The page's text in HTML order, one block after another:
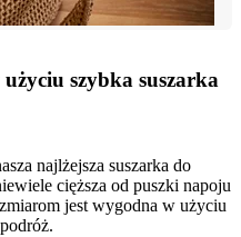
szybka suszarka
najlżejsza suszarka do
cięższa od puszki napoju
jest wygodna w użyciu